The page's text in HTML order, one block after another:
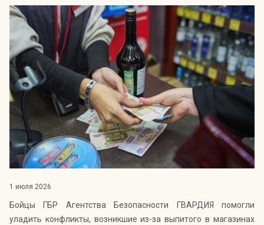
10.07 25.07
50
55
75
Индекс Безопасности ГВАРДИИ –
открытый проект Агентства Безопасности ГВАРДИЯ для
оценки уровня защищённости жителей города от
криминальных угроз.Подробнее >>
1 июля 2026
Бойцы ГБР Агентства Безопасности ГВАРДИЯ помогли
уладить конфликты, возникшие из-за выпитого в магазинах